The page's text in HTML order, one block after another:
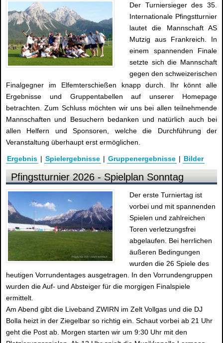
Der Turniersieger des 35.
Internationale Pfingstturnier
lautet die Mannschaft AS
Mutzig aus Frankreich. In
einem spannenden Finale
setzte sich die Mannschaft
gegen den schweizerischen
Finalgegner im Elfemterschießen knapp durch. Ihr könnt alle
Ergebnisse und Gruppentabellen auf unserer Homepage
betrachten. Zum Schluss möchten wir uns bei allen teilnehmende
Mannschaften und Besuchern bedanken und natürlich auch bei
allen Helfern und Sponsoren, welche die Durchführung der
Veranstaltung überhaupt erst ermöglichen.
Ergebnis | Spielergebnisse | Gruppenergebnisse | Bilder
Pfingstturnier 2026 - Spielplan Sonntag
Der erste Turniertag ist
vorbei und mit spannenden
Spielen und zahlreichen
Toren verletzungsfrei
abgelaufen. Bei herrlichen
äußeren Bedingungen
wurden die 26 Spiele des
heutigen Vorrundentages ausgetragen. In den Vorrundengruppen
wurden die Auf- und Absteiger für die morgigen Finalspiele
ermittelt.
Am Abend gibt die Liveband ZWIRN im Zelt Vollgas und die DJ
Bolla heizt in der Ziegelbar so richtig ein. Schaut vorbei ab 21 Uhr
geht die Post ab. Morgen starten wir um 9:30 Uhr mit den